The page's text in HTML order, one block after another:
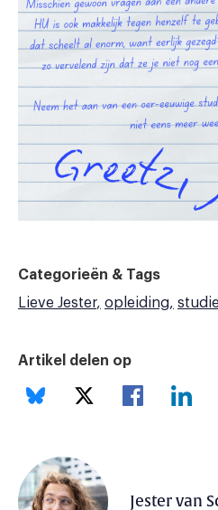
Categorieën & Tags
Lieve Jester opleiding
Artikel delen op
Jester van